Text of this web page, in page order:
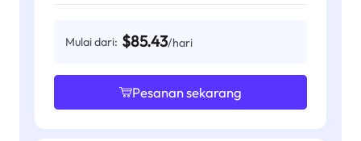
Mulai dari: $85.43/hari
Pesanan sekarang